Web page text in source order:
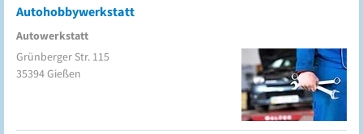
Autohobbywerkstatt
Autowerkstatt
Grünberger Str. 115
35394Gießen